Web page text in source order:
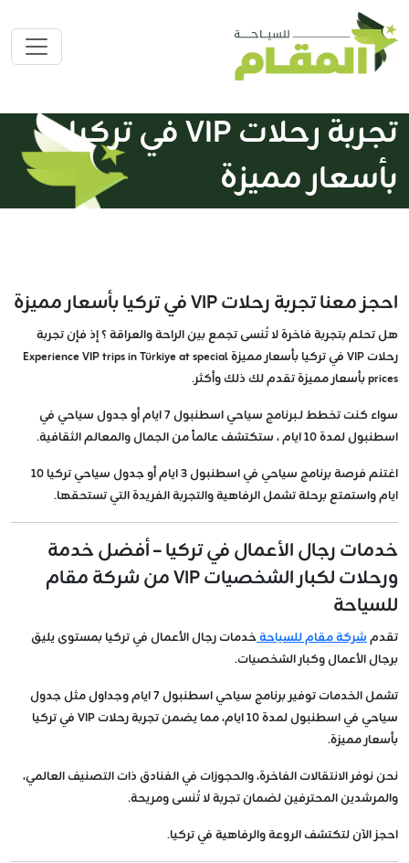
تجربة رحلات VIP في تركيا
بأسعار مميزة
احجز معنا تجربة رحلات VIP في تركيا بأسعار مميزة
هل تحلم بتجربة فاخرة لا تُنسى تجمع بين الراحة والعراقة ؟ إذ فإن تجربة
رحلات VIP في تركيا بأسعار مميزة Experience VIP trips in Türkiye at special
prices بأسعار مميزة تقدم لك ذلك وأكثر.
سواء كنت تخطط لـبرنامج سياحي اسطنبول 7 ايام أو جدول سياحي في
اسطنبول لمدة 10 ايام ، ستكتشف عالماً من الجمال والمعالم الثقافية.
اغتنم فرصة برنامج سياحي في اسطنبول 3 ايام أو جدول سياحي تركيا 10
ايام واستمتع برحلة تشمل الرفاهية والتجربة الفريدة التي تستحقها.
خدمات رجال الأعمال في تركيا – أفضل خدمة
ورحلات لكبار الشخصيات VIP من شركة مقام
للسياحة
تقدمشركة مقام للسياحةخدمات رجال الأعمال في تركيا بمستوى يليق
برجال الأعمال وكبار الشخصيات.
تشمل الخدمات توفير برنامج سياحي اسطنبول 7 ايام وجداول مثل جدول
سياحي في اسطنبول لمدة 10 ايام، مما يضمن تجربة رحلات VIP في تركيا
بأسعار مميزة.
نحن نوفر الانتقالات الفاخرة، والحجوزات في الفنادق ذات التصنيف العالمي،
والمرشدين المحترفين لضمان تجربة لا تُنسى ومريحة.
احجز الآن لتكتشف الروعة والرفاهية في تركيا.